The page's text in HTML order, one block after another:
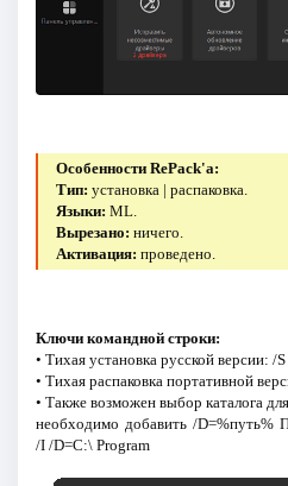
Особенности RePack'a:
Тип: установка | распаковка.
Языки: ML.
Вырезано: ничего.
Активация: проведено.
Ключи командной строки:
• Тихая установка русской версии: /
• Тихая распаковка портативной
• Также возможен выбор каталога
необходимо добавить /D=%путь%
/I /D=C:\ Program